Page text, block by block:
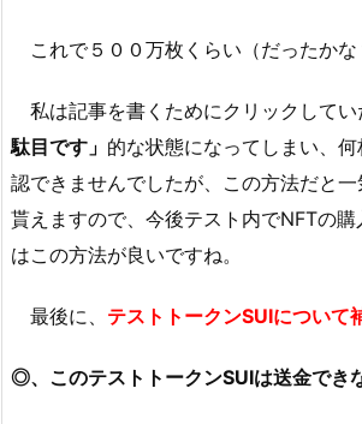
これで５００万枚くらい（だったかな
私は記事を書くためにクリックしてい
駄目です」 的な状態になってしまい、
認できませんでしたが、この方法だと
貰えますので、今後テスト内でNFTの
はこの方法が良いですね。
最後に、 テストトークンSUIについて
◎、このテストトークンSUIは送金でき